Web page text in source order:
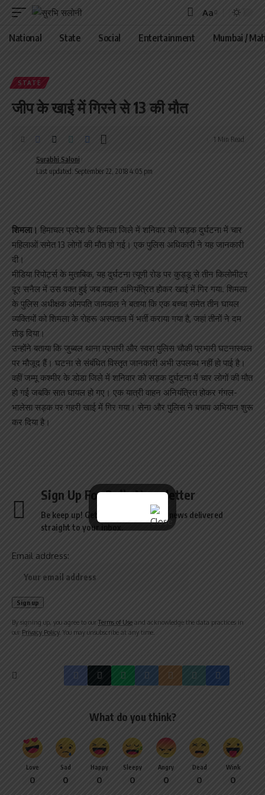
Font
Resizer
Aa
National State Social Entertainment Mumbai /
STATE
जीप के खाई में गिरने से 13 की मौत
Last updated: September 22, 2018 4:05 pm
Surabhi Saloni
1 Min Read
शिमला। हिमाचल प्रदेश के शिमला जिले में शनिवार को सड़क दुर्घटना में चार
महिलाओं समेत 13 लोगों की मौत हो गई। एक पुलिस अधिकारी ने यह जानकारी
दी।
मीडिया रिपोर्ट्स के मुताबिक, यह दुर्घटना त्यूणी रोड पर कुड्डू से तीन किलोमीटर
दूर सनैल में उस वक्त हुई जब वाहन अनियंत्रित होकर खाई में गिर गया. शिमला
के पुलिस अधीक्षक ओमपति जामवाल ने बताया कि एक बच्चा समेत तीन घायल
व्यक्तियों को शिमला के रोहरू अस्पताल में भर्ती कराया गया है, जहां तीनों ने दम
तोड़ दिया।
उन्होंने बताया कि जुब्बल थाना प्रभारी और स्वरा पुलिस चौकी प्रभारी घटनास्थल
पर मौजूद हैं। घटना से संबंधित विस्तृत जानकारी अभी उपलब्ध नहीं हो पाई है।
वहीं जम्मू कश्मीर के डोडा जिले में शनिवार को सड़क दुर्घटना में चार लोगों की मौत
हो गई जबकि सात घायल हो गए। एक यात्री वाहन अनियंत्रित होकर गंगल-
भालेसा सड़क पर गहरी खाई में गिर गया। सेना और पुलिस ने बचाव अभियान शुरू
कर दिया है।
Sign Up For Daily Newsletter
Be keep up! Get the latest breaking news delivered
straight to your inbox.
Email address:
By signing up, you agree to our Terms of Use and acknowledge the data practices in
our Privacy Policy. You may unsubscribe at any time.
What do you think?
Love
0
Sad
0
Happy
0
Sleepy
0
Angry
0
Dead
0
Wink
0